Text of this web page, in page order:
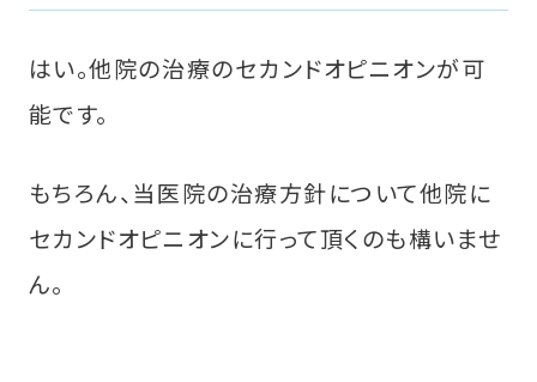
はい。他院の治療のセカンドオピニオンが可
能です。
もちろん、当医院の治療方針について他院に
セカンドオピニオンに行って頂くのも構いませ
ん。